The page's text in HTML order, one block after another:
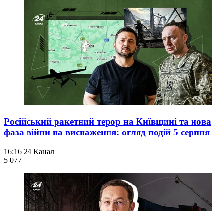
Російський ракетний терор на Київщині та нова
фаза війни на виснаження: огляд подій 5 серпня
16:16 24 Канал
5 077